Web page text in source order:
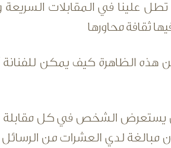
علينا في المقابلات السريعة
ثقافة محاورها
هذه الظاهرة كيف يمكن
الشخص في كل مقابلة
لدي العشرات من الرسائل